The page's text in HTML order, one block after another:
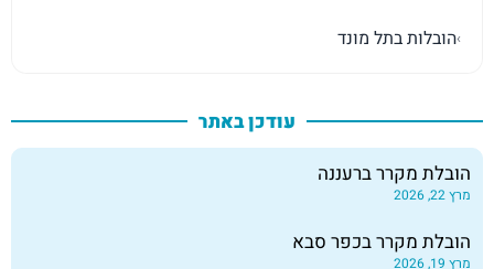
›הובלות בתל מונד
עודכן באתר
הובלת מקרר ברעננה
מרץ 22, 2026
הובלת מקרר בכפר סבא
מרץ 19, 2026